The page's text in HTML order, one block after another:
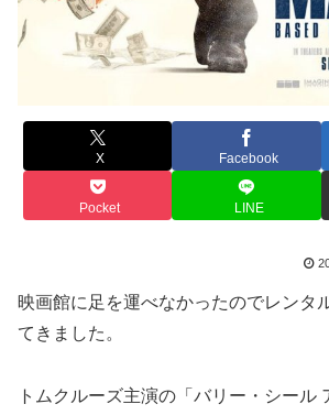
X Facebook
Pocket LINE
映画館に足を運べなかったのでレンタ
てきました。
トムクルーズ主演の「バリー・シール